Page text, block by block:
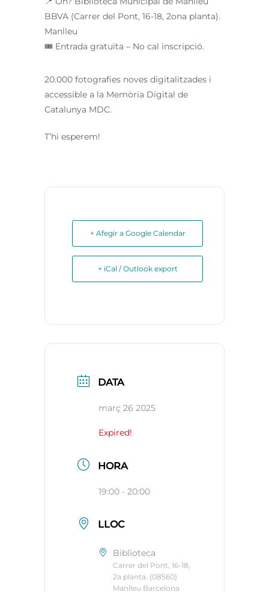
BBVA (Carrer del Pont, 16-18, 2ona planta).
Manlleu
🎟️ Entrada gratuïta – No cal inscripció.
20.000 fotografies noves digitalitzades i
accessible a la Memòria Digital de
Catalunya MDC.
T’hi esperem!
+ Afegir a Google Calendar
+ iCal / Outlook export
DATA
març 26 2025
Expired!
HORA
19:00 - 20:00
LLOC
Biblioteca
Carrer del Pont, 16-18,
2a planta. (08560)
Manlleu Barcelona